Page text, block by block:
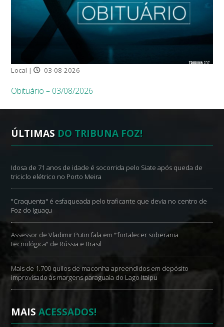
Local | 03-08-2026
Obituário – 03/08/2026
ÚLTIMAS DO TRIBUNA FOZ!
Idosa de 71 anos de idade é socorrida pelo Siate após queda de
triciclo elétrico no Porto Meira
"Craquenta" é esfaqueada pelo traficante que devia no centro de
Foz do Iguaçu
Assessor de Vladimir Putin fala em "‘fortalecer soberania
tecnológica" de Rússia e Brasil
Mais de 1.700 quilos de maconha apreendidos em depósito
improvisado às margens paraguaia do Lago Itaipu
MAISACESSADOS!